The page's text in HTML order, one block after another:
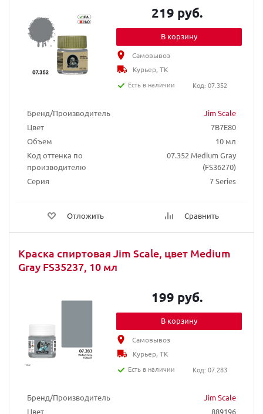
Бренд/Производитель
Jim Scale
Цвет
7B7E80
Объем
10 мл
Код оттенка по
производителю
07.352 Medium Gray
(FS36270)
Серия
7 Series
Отложить Сравнить
219 руб.
В корзину
Самовывоз
Курьер, ТК
Есть в наличии
Код: 07.352
Краска спиртовая Jim Scale, цвет Medium
Gray FS35237, 10 мл
Бренд/Производитель
Jim Scale
Цвет
889196
199 руб.
В корзину
Самовывоз
Курьер, ТК
Есть в наличии
Код: 07.283